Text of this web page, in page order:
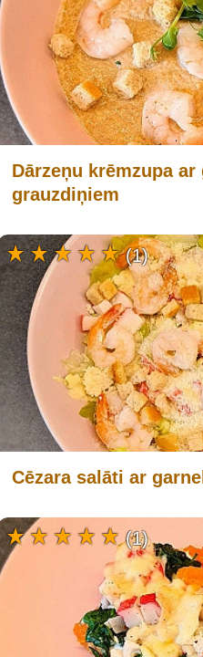
Dārzeņu krēmzupa ar
grauzdiņiem
Cēzara salāti ar
(1)
(1)